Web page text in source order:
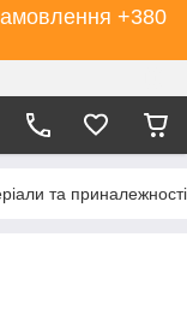
+380
та